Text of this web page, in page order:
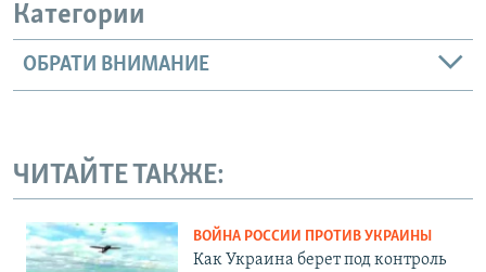
Категории
ОБРАТИ ВНИМАНИЕ
ЧИТАЙТЕ ТАКЖЕ:
ВОЙНА РОССИИ ПРОТИВ УКРАИНЫ
Как Украина берет под контроль